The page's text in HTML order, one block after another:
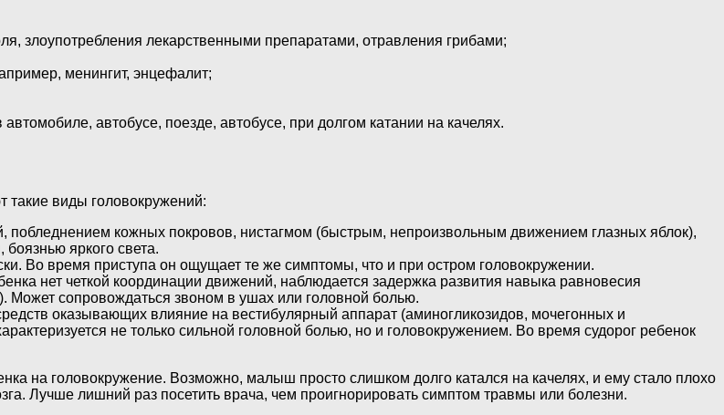
злоупотребления лекарственными препаратами, отравления грибами;
менингит, энцефалит;
автобусе, поезде, автобусе, при долгом катании на качелях.
такие виды головокружений:
побледнением кожных покровов, нистагмом (быстрым, непроизвольным движением глазных яблок),
яркого света.
Во время приступа он ощущает те же симптомы, что и при остром головокружении.
нет четкой координации движений, наблюдается задержка развития навыка равновесия
Может сопровождаться звоном в ушах или головной болью.
оказывающих влияние на вестибулярный аппарат (аминогликозидов, мочегонных и
не только сильной головной болью, но и головокружением. Во время судорог ребенок
на головокружение. Возможно, малыш просто слишком долго катался на качелях, и ему стало плохо
Лучше лишний раз посетить врача, чем проигнорировать симптом травмы или болезни.